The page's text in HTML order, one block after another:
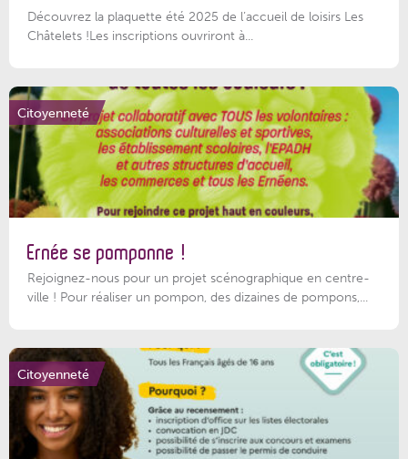
Découvrez la plaquette été 2025 de l’accueil de loisirs Les
Châtelets !Les inscriptions ouvriront à...
Citoyenneté
Ernée se pomponne !
Rejoignez-nous pour un projet scénographique en centre-
ville ! Pour réaliser un pompon, des dizaines de pompons,...
Citoyenneté